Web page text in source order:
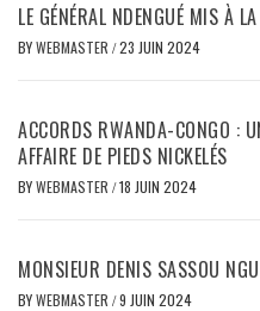
LE GÉNÉRAL NDENGUÉ MIS À
BYWEBMASTER /23 JUIN 2024
ACCORDS RWANDA-CONGO :
AFFAIRE DE PIEDS NICKELÉS
BYWEBMASTER /18 JUIN 2024
MONSIEUR DENIS SASSOU
BYWEBMASTER /9 JUIN 2024